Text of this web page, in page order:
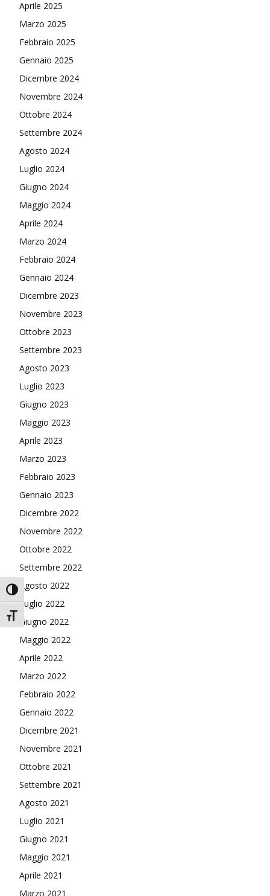
Attiva/disattiva alto contrasto
Attiva/disattiva dimensione testo
Aprile 2025
Marzo 2025
Febbraio 2025
Gennaio 2025
Dicembre 2024
Novembre 2024
Ottobre 2024
Settembre 2024
Agosto 2024
Luglio 2024
Giugno 2024
Maggio 2024
Aprile 2024
Marzo 2024
Febbraio 2024
Gennaio 2024
Dicembre 2023
Novembre 2023
Ottobre 2023
Settembre 2023
Agosto 2023
Luglio 2023
Giugno 2023
Maggio 2023
Aprile 2023
Marzo 2023
Febbraio 2023
Gennaio 2023
Dicembre 2022
Novembre 2022
Ottobre 2022
Settembre 2022
Agosto 2022
Luglio 2022
Giugno 2022
Maggio 2022
Aprile 2022
Marzo 2022
Febbraio 2022
Gennaio 2022
Dicembre 2021
Novembre 2021
Ottobre 2021
Settembre 2021
Agosto 2021
Luglio 2021
Giugno 2021
Maggio 2021
Aprile 2021
Marzo 2021